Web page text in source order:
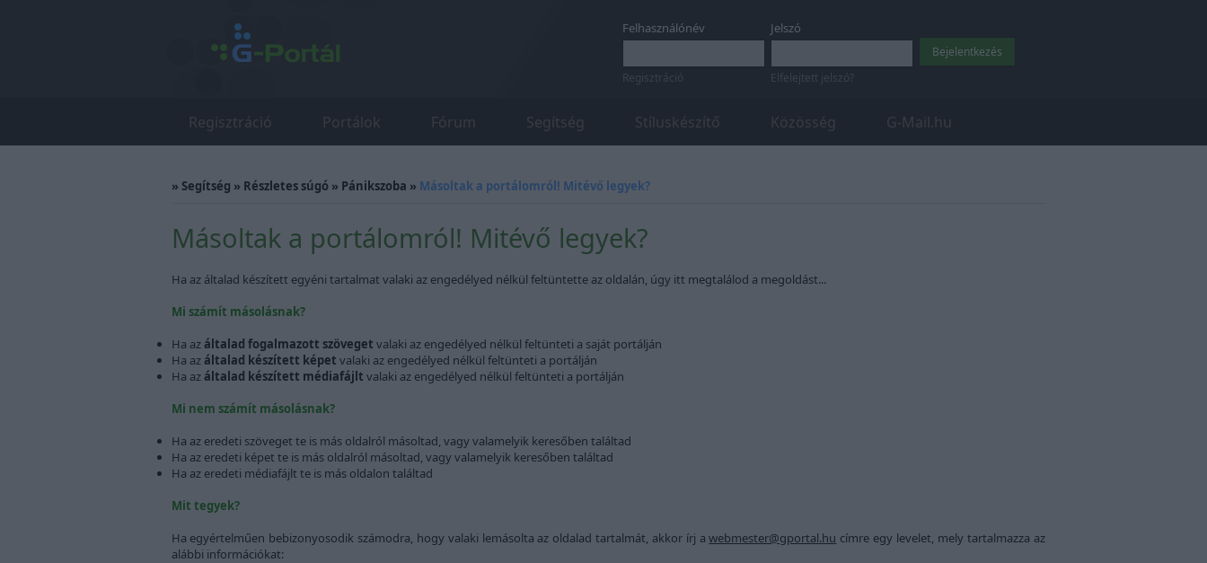
Felhasználónév
Regisztráció
Jelszó
Elfelejtett jelszó?
Regisztráció Portálok Fórum Segítség Stíluskészítő Közösség G-Mail.hu
» Segítség » Részletes súgó» Pánikszoba » Másoltak a portálomról! Mitévő legyek?
Másoltak a portálomról! Mitévő legyek?
Ha az általad készített egyéni tartalmat valaki az engedélyed nélkül feltüntette az oldalán, úgy itt megtalálod a megoldást...
Mi számít másolásnak?
Ha azáltalad fogalmazott szöveget valaki az engedélyed nélkül feltünteti a saját portálján
Ha azáltalad készített képet valaki az engedélyed nélkül feltünteti a portálján
Ha azáltalad készített médiafájlt valaki az engedélyed nélkül feltünteti a portálján
Mi nem számít másolásnak?
Ha az eredeti szöveget te is más oldalról másoltad, vagy valamelyik keresőben találtad
Ha az eredeti képet te is más oldalról másoltad, vagy valamelyik keresőben találtad
Ha az eredeti médiafájlt te is más oldalon találtad
Mit tegyek?
Ha egyértelműen bebizonyosodik számodra, hogy valaki lemásolta az oldalad tartalmát, akkor írj awebmester@gportal.hu címre egy levelet, mely tartalmazza az
alábbi információkat: